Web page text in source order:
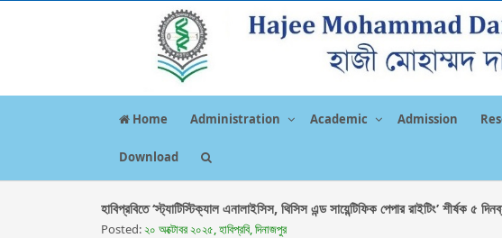
Home Administration Academic Admission
Download
হাবিপ্রবিতে ‘স্ট্যাটিস্টিক্যাল এনালাইসিস, থিসিস এন্ড সায়েন্টিফিক পেপার রাইটিং’ শীর্ষক ৫
Posted:২০ অক্টোবর ২০২৫, হাবিপ্রবি, দিনাজপুর